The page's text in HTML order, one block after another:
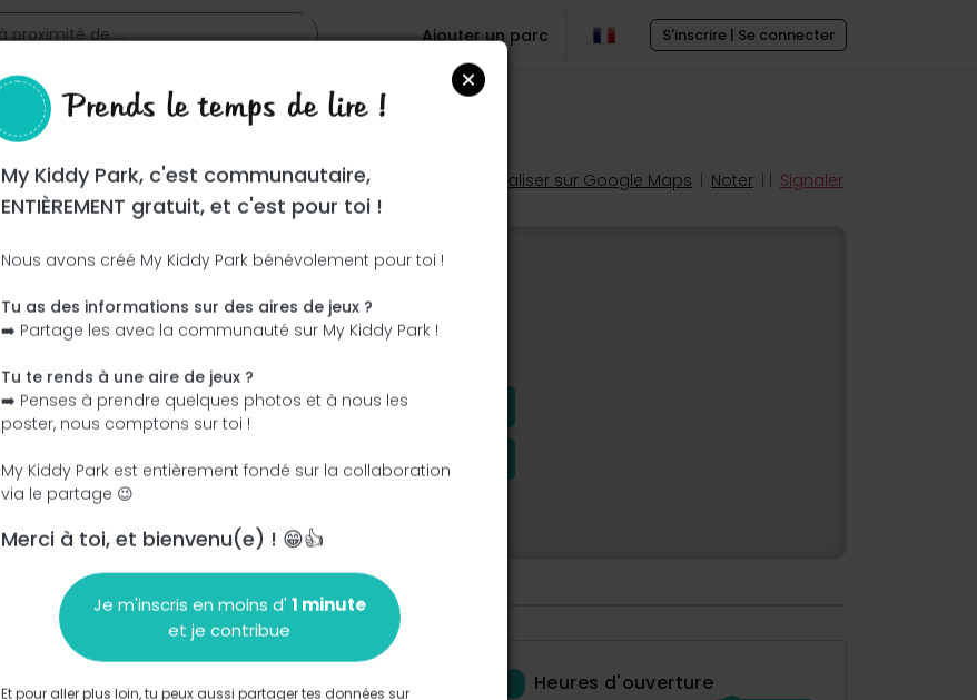
S'inscrire | Se connecter
Ajouter un parc
Localiser sur Google Maps Noter Signaler
Ce parc n'a pas encore été visité ! À toi de jouer !
Soit l'aventurier qui découvre ce parc en premier !
J'ajoute le nom J'ajoute des photos
J'ajoute une description J'ajoute les équipements
Ajouter un commentaire
Heures d'ouverture
Prends le temps de lire !
My Kiddy Park, c'est communautaire,
ENTIÈREMENT gratuit, et c'est pour toi !
Nous avons créé My Kiddy Park bénévolement pour toi !
Tu as des informations sur des aires de jeux ?
➡️ Partage les avec la communauté sur My Kiddy Park !
Tu te rends à une aire de jeux ?
➡️ Penses à prendre quelques photos et à nous les
poster, nous comptons sur toi !
My Kiddy Park est entièrement fondé sur la collaboration
via le partage 😉
Merci à toi, et bienvenu(e) ! 😁👍
Je m'inscris en moins d'1 minute
et je contribue
Et pour aller plus loin, tu peux aussi partager tes données sur